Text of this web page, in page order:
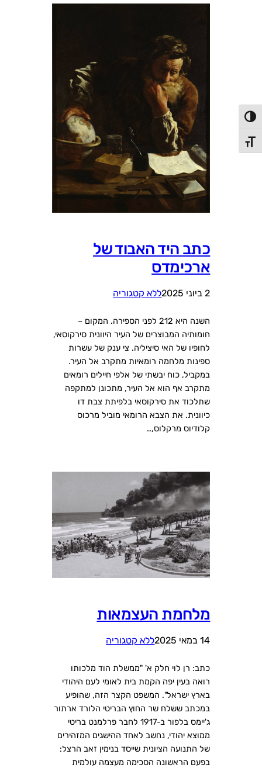
הפעל/כבה ניגודיות גבוהה
מתג גודל גופן
כתב היד האבוד של
ארכימדס
2 ביוני 2025 ללא קטגוריה
השנה היא 212 לפני הספירה. המקום –
חומותיה המבוצרים של העיר היוונית סירקוסאי,
לחופיו של האי סיציליה. צי ענק של עשרות
ספינות מלחמה רומאיות מתקרב אל העיר.
במקביל, כוח יבשתי של אלפי חיילים רומאים
מתקרב אף הוא אל העיר, מתכונן למתקפה
שתלכוד את סירקוסאי בלפיתת צבת דו
כיוונית. את הצבא הרומאי מוביל מרכוס
קלודיוס מרקלוס,…
מלחמת העצמאות
14 במאי 2025 ללא קטגוריה
כתב: רן לוי חלק א' "ממשלת הוד מלכותו
רואה בעין יפה הקמת בית לאומי לעם היהודי
בארץ ישראל". המשפט הקצר הזה, שהופיע
במכתב ששלח שר החוץ הבריטי הלורד ארתור
ג'יימס בלפור ב-1917 לחבר פרלמנט בריטי
ממוצא יהודי, נחשב לאחד ההישגים המזהירים
של התנועה הציונית שייסד בנימין זאב הרצל:
בפעם הראשונה הסכימה מעצמה עולמית